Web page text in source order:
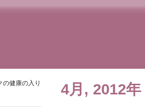
4月, 2012年